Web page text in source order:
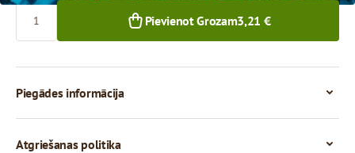
Skaits
Pievienot Grozam3,21 €
Piegādes informācija
Atgriešanas politika